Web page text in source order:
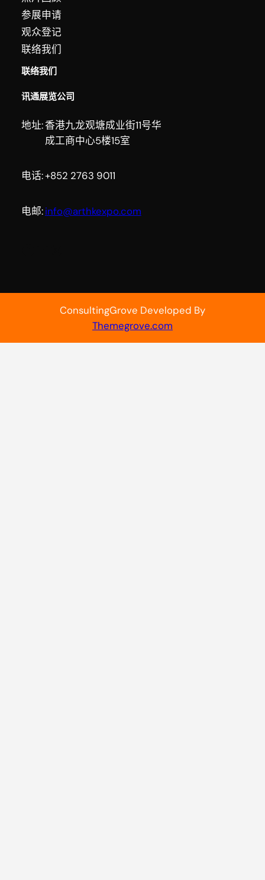
参展申请
观众登记
联络我们
联络我们
讯通展览公司
地址:香港九龙观塘成业街11号华
成工商中心5楼15室
电话:+852 2763 9011
电邮:info@arthkexpo.com
ConsultingGrove Developed By
Themegrove.com